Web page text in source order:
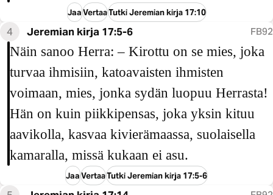
JaaVertaaTutki Jeremian kirja 17:10
4 Jeremian kirja 17:5-6 FB92
Näin sanoo Herra: – Kirottu on se mies, joka
turvaa ihmisiin, katoavaisten ihmisten
voimaan, mies, jonka sydän luopuu Herrasta!
Hän on kuin piikkipensas, joka yksin kituu
aavikolla, kasvaa kivierämaassa, suolaisella
kamaralla, missä kukaan ei asu.
JaaVertaaTutki Jeremian kirja 17:5-6